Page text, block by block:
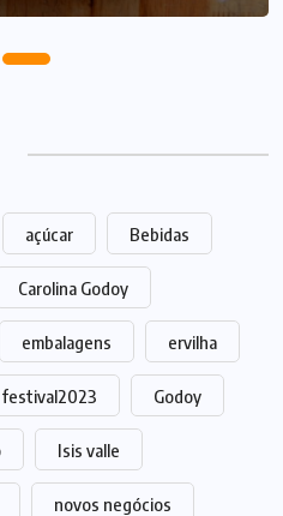
açúcar Bebidas
Carolina Godoy
embalagens ervilha
festival2023 Godoy
Isis valle
novos negócios